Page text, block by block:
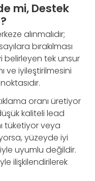
mi, Destek
alınmalıdır;
bırakılması
belirleyen tek unsur
ve iyileştirilmesini
oranı üretiyor
kaliteli lead
tüketiyor veya
yüzeyde iyi
uyumlu değildir.
ilişkilendirilerek